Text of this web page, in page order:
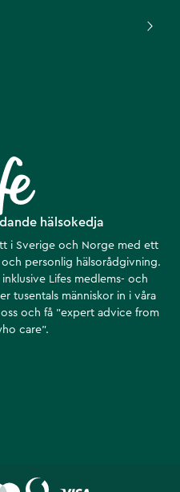
hälsokedja
i Sverige och Norge med ett
personlig hälsorådgivning.
Lifes medlems- och
tusentals människor in i våra
och få ”expert advice from
care”.